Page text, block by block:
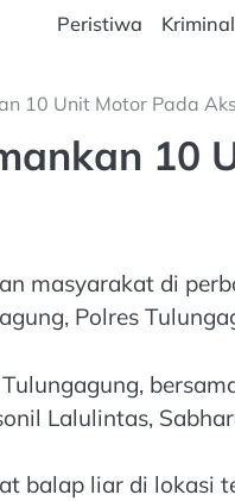
Peristiwa Kriminal
10 Unit Motor Pada
10
masyarakat di
Polres
Lalulintas,
balap liar di lokasi